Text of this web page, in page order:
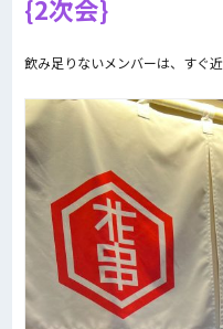
2次会
飲み足りないメンバーは、すぐ近